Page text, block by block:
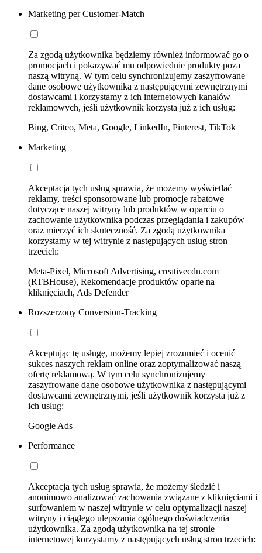
Marketing per Customer-Match
Za zgodą użytkownika będziemy również informować go o
promocjach i pokazywać mu odpowiednie produkty poza
naszą witryną. W tym celu synchronizujemy zaszyfrowane
dane osobowe użytkownika z następującymi zewnętrznymi
dostawcami i korzystamy z ich internetowych kanałów
reklamowych, jeśli użytkownik korzysta już z ich usług:
Bing, Criteo, Meta, Google, LinkedIn, Pinterest, TikTok
Marketing
Akceptacja tych usług sprawia, że możemy wyświetlać
reklamy, treści sponsorowane lub promocje rabatowe
dotyczące naszej witryny lub produktów w oparciu o
zachowanie użytkownika podczas przeglądania i zakupów
oraz mierzyć ich skuteczność. Za zgodą użytkownika
korzystamy w tej witrynie z następujących usług stron
trzecich:
Meta-Pixel, Microsoft Advertising, creativecdn.com
(RTBHouse), Rekomendacje produktów oparte na
kliknięciach, Ads Defender
Rozszerzony Conversion-Tracking
Akceptując tę usługę, możemy lepiej zrozumieć i ocenić
sukces naszych reklam online oraz zoptymalizować naszą
ofertę reklamową. W tym celu synchronizujemy
zaszyfrowane dane osobowe użytkownika z następującymi
dostawcami zewnętrznymi, jeśli użytkownik korzysta już z
ich usług:
Google Ads
Performance
Akceptacja tych usług sprawia, że możemy śledzić i
anonimowo analizować zachowania związane z kliknięciami i
surfowaniem w naszej witrynie w celu optymalizacji naszej
witryny i ciągłego ulepszania ogólnego doświadczenia
użytkownika. Za zgodą użytkownika na tej stronie
internetowej korzystamy z następujących usług stron trzecich: